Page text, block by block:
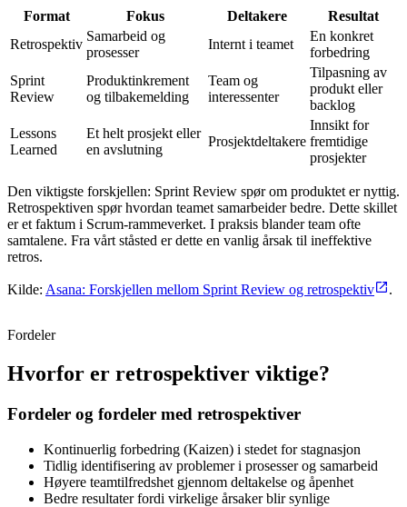
Format Fokus Deltakere
Resultat
Retrospektiv
Samarbeid og
prosesser
Internt i teamet
En konkret
forbedring
Sprint
Review
Produktinkrement
og tilbakemelding
Team og
interessenter
Tilpasning av
produkt eller
backlog
Lessons
Learned
Et helt prosjekt eller
en avslutning
Prosjektdeltakere
Innsikt for
fremtidige
prosjekter
Den viktigste forskjellen: Sprint Review spør om produktet er nyttig.
Retrospektiven spør hvordan teamet samarbeider bedre. Dette skillet
er et faktum i Scrum-rammeverket. I praksis blander team ofte
samtalene. Fra vårt ståsted er dette en vanlig årsak til ineffektive
retros.
Kilde: Asana: Forskjellen mellom Sprint Review og retrospektiv .
Fordeler
Hvorfor er retrospektiver viktige?
Fordeler og fordeler med retrospektiver
Kontinuerlig forbedring (Kaizen) i stedet for stagnasjon
Tidlig identifisering av problemer i prosesser og samarbeid
Høyere teamtilfredshet gjennom deltakelse og åpenhet
Bedre resultater fordi virkelige årsaker blir synlige